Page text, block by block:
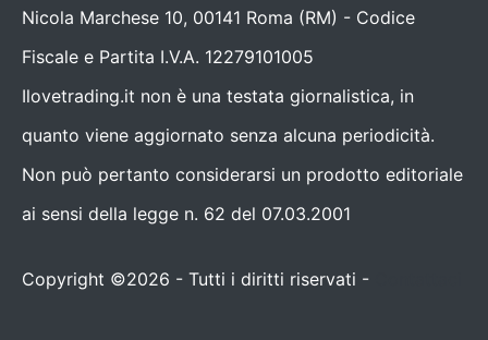
Nicola Marchese 10, 00141 Roma (RM) - Codice
Fiscale e Partita I.V.A. 12279101005
Ilovetrading.it non è una testata giornalistica, in
quanto viene aggiornato senza alcuna periodicità.
Non può pertanto considerarsi un prodotto editoriale
ai sensi della legge n. 62 del 07.03.2001
Copyright ©2026 - Tutti i diritti riservati -